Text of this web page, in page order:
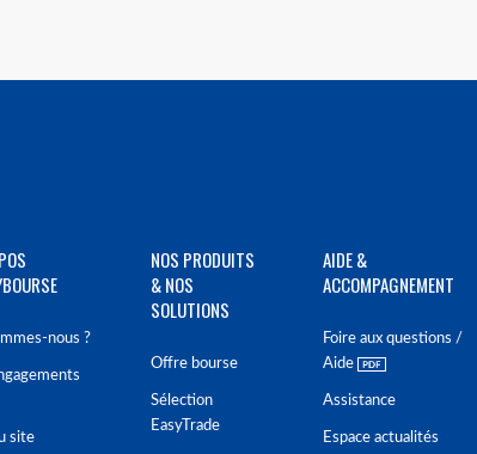
nous ?
site
NOS PRODUITS
& NOS
SOLUTIONS
Offre bourse
Sélection
EasyTrade
AIDE &
ACCOMPAGNEMENT
Foire aux questions /
Aide
Assistance
Espace actualités